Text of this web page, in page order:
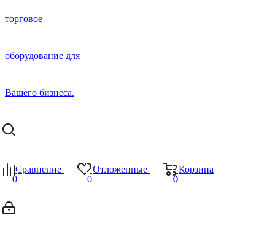
Сравнение
0
Отложенные
0
Корзина
0
0